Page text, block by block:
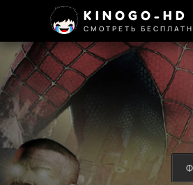
KINOGO-HD
СМОТРЕТЬ